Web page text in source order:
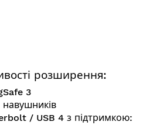
розширення:
3
/ USB 4 з підтримкою: